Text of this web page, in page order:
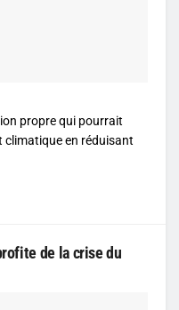
propre qui pourrait
climatique en réduisant
de la crise du